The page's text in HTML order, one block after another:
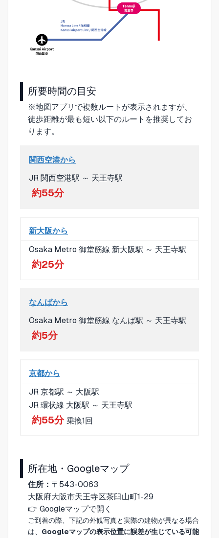
所要時間の目安
※地図アプリで複数ルートが表示されますが、
徒歩距離が最も短い以下のルートを推奨してお
ります。
関西空港から
JR 関西空港駅 ～ 天王寺駅
約55分
新大阪から
Osaka Metro 御堂筋線 新大阪駅 ～ 天王寺駅
約25分
なんばから
Osaka Metro 御堂筋線 なんば駅 ～ 天王寺駅
約5分
京都から
JR 京都駅 ～ 大阪駅
JR 環状線 大阪駅 ～ 天王寺駅
約55分 乗換1回
所在地・Googleマップ
住所： 〒543-0063
大阪府大阪市天王寺区茶臼山町1-29
👉 Googleマップで開く
ご到着の際、下記の外観写真と実際の建物が異なる場合
は、 Googleマップの表示位置に誤差が生じている可能